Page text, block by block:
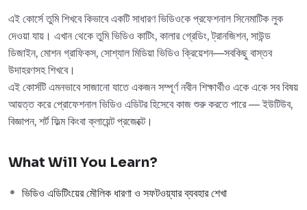
এই কোর্সে তুমি শিখবে কিভাবে একটি সাধারণ ভিডিওকে প্রফেশনাল সিনেমাটিক লুক
দেওয়া যায়। এখান থেকে তুমি ভিডিও কাটিং, কালার গ্রেডিং, ট্রানজিশন, সাউন্ড
ডিজাইন, মোশন গ্রাফিকস, সোশ্যাল মিডিয়া ভিডিও ক্রিয়েশন—সবকিছু বাস্তব
উদাহরণসহ শিখবে।
এই কোর্সটি এমনভাবে সাজানো যাতে একজন সম্পূর্ণ নবীন শিক্ষার্থীও একে একে সব বিষয়
আয়ত্ত করে প্রোফেশনাল ভিডিও এডিটর হিসেবে কাজ শুরু করতে পারে — ইউটিউব,
বিজ্ঞাপন, শর্ট ফিল্ম কিংবা ক্লায়েন্ট প্রজেক্টে।
What Will You Learn?
ভিডিও এডিটিংয়ের মৌলিক ধারণা ও সফটওয়্যার ব্যবহার শেখা